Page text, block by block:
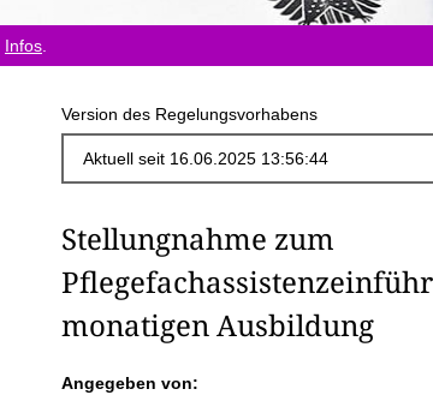
Infos
Version des Regelungsvorhabens
Stellungnahme zum
monatigen Ausbildung
Angegeben von: